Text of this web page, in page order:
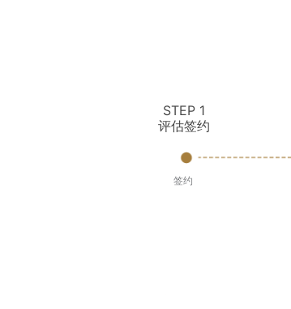
STEP 1
评估签约
签约